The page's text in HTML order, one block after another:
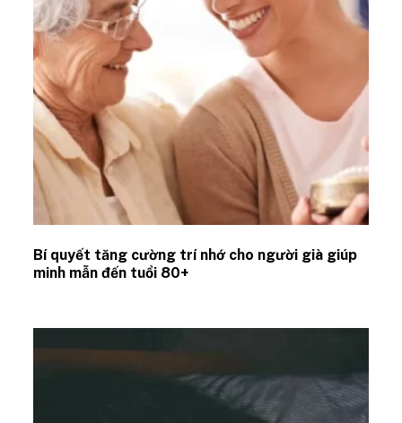
Bí quyết tăng cường trí nhớ cho người già giúp
minh mẫn đến tuổi 80+